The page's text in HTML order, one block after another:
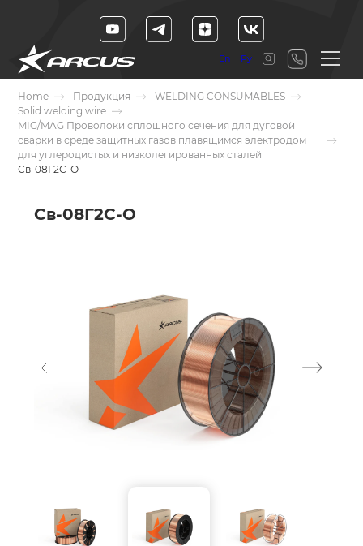
En Ру
Home Продукция
WELDING CONSUMABLES
Solid welding wire
MIG/MAG Проволоки сплошного сечения для дуговой
сварки в среде защитных газов плавящимся электродом
для углеродистых и низколегированных сталей
Св-08Г2С-О
Св-08Г2С-О